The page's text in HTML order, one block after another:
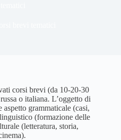
corsi brevi (da 10-20-30
o italiana. L’oggetto di
grammaticale (casi,
(formazione delle
(letteratura, storia,